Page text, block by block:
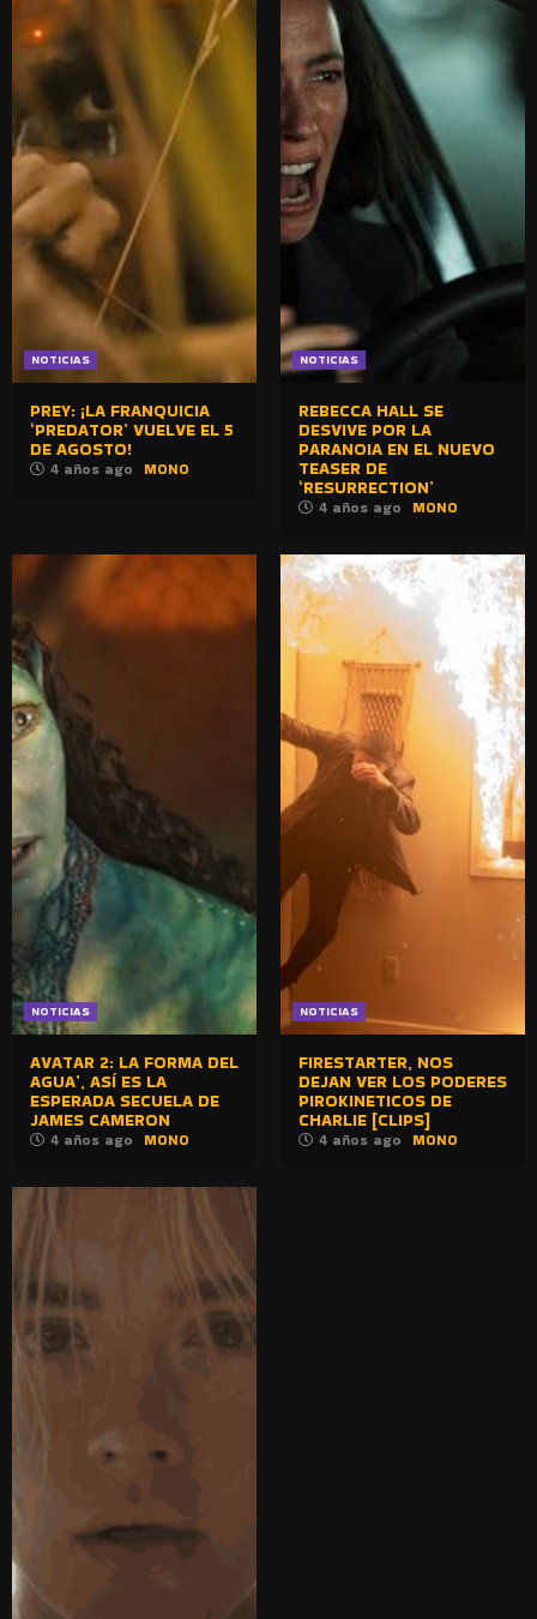
NOTICIAS
PREY: ¡LA FRANQUICIA
‘PREDATOR’ VUELVE EL 5
DE AGOSTO!
4 años ago MONO
NOTICIAS
REBECCA HALL SE
DESVIVE POR LA
PARANOIA EN EL NUEVO
TEASER DE
‘RESURRECTION’
4 años ago MONO
NOTICIAS
AVATAR 2: LA FORMA DEL
AGUA’, ASÍ ES LA
ESPERADA SECUELA DE
JAMES CAMERON
4 años ago MONO
NOTICIAS
FIRESTARTER, NOS
DEJAN VER LOS PODERES
PIROKINETICOS DE
CHARLIE [CLIPS]
4 años ago MONO